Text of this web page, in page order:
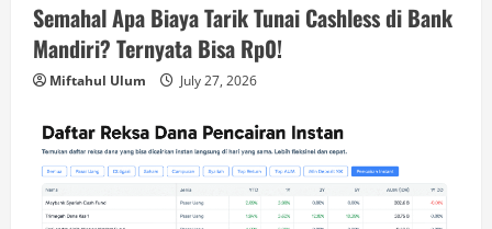
Semahal Apa Biaya Tarik Tunai Cashless di Bank
Mandiri? Ternyata Bisa Rp0!
Miftahul Ulum July 27, 2026